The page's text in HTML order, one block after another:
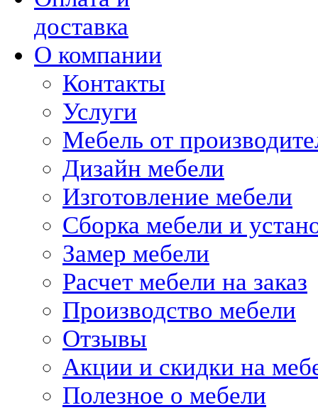
доставка
О компании
Контакты
Услуги
Мебель от
Дизайн мебели
Изготовление мебели
Сборка мебели и
Замер мебели
Расчет мебели на заказ
Производство мебели
Отзывы
Акции и скидки на
Полезное о мебели